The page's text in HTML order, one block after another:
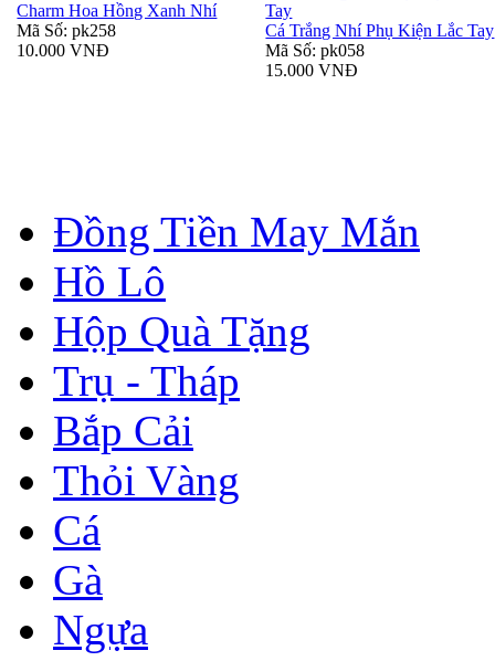
Charm Hoa Hồng Xanh Nhí
Mã Số: pk258
10.000 VNĐ
Cá Trắng Nhí Phụ Kiện Lắc Tay
Mã Số: pk058
15.000 VNĐ
Đồng Tiền May Mắn
Hồ Lô
Hộp Quà Tặng
Trụ - Tháp
Bắp Cải
Thỏi Vàng
Cá
Gà
Ngựa